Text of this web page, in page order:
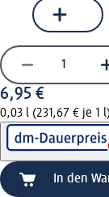
6,95 €
0,03 l (231,67 € je 1 l)
In den